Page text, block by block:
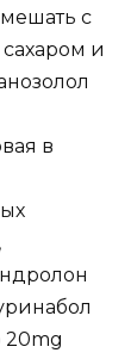
с
и
в
20mg